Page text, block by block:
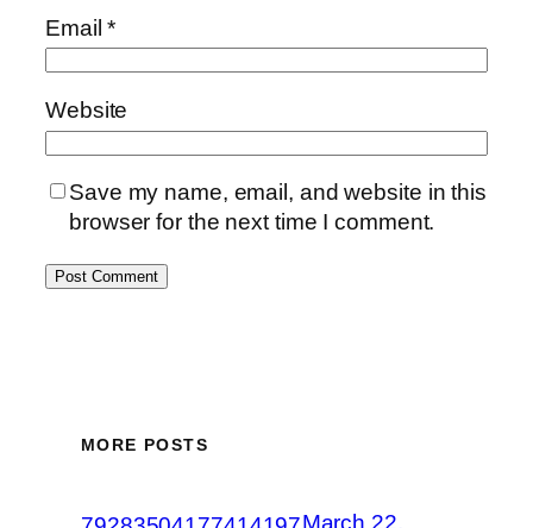
Email*
Website
Save my name, email, and website in this
browser for the next time I comment.
MORE POSTS
March 22,